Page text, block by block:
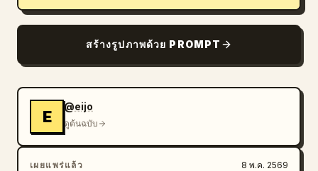
อัปเดต
สร้างรูปภาพด้วย PROMPT
E
@eijo
ดูต้นฉบับ
เผยแพร่แล้ว 8 พ.ค. 2569